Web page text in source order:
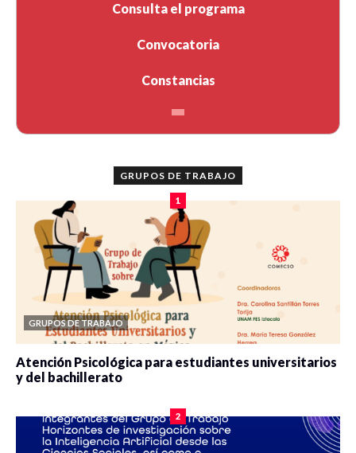
Consulta el programa
Convocatoria
Constancias
GRUPOS DE TRABAJO
1
GRUPOS DE TRABAJO
Atención Psicológica para estudiantes universitarios
y del bachillerato
2